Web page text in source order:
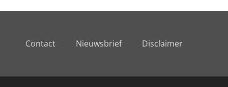
Contact Nieuwsbrief Disclaimer